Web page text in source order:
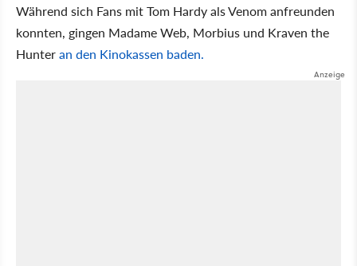
Während sich Fans mit Tom Hardy als Venom anfreunden
konnten, gingen Madame Web, Morbius und Kraven the
Hunteran den Kinokassen baden.